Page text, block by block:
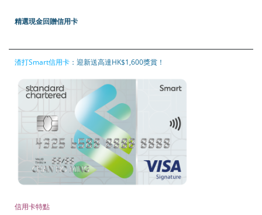
精選現金回贈信用卡
渣打Smart信用卡 ：迎新送高達HK$1,600獎賞！
信用卡特點